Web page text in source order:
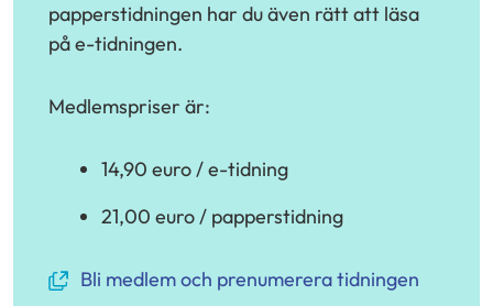
papperstidningen har du även rätt att läsa
på e-tidningen.
Medlemspriser är:
14,90 euro / e-tidning
21,00 euro / papperstidning
Bli medlem och prenumerera tidningen
(avautuu